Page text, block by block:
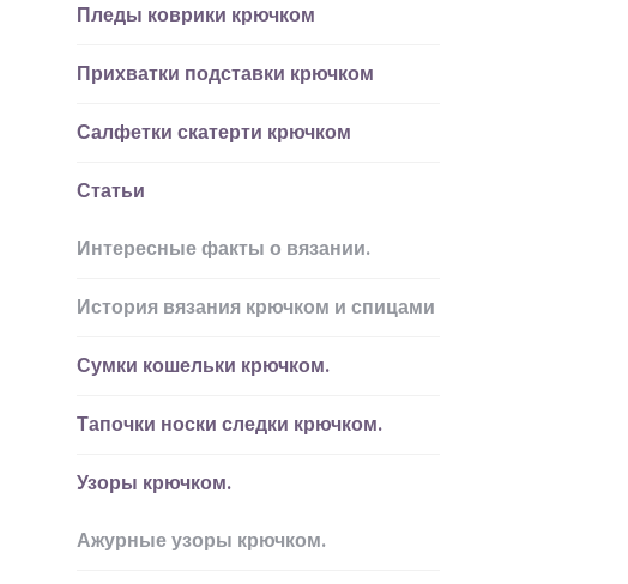
Пледы коврики крючком
Прихватки подставки крючком
Салфетки скатерти крючком
Статьи
Интересные факты о вязании.
История вязания крючком и спицами
Сумки кошельки крючком.
Тапочки носки следки крючком.
Узоры крючком.
Ажурные узоры крючком.